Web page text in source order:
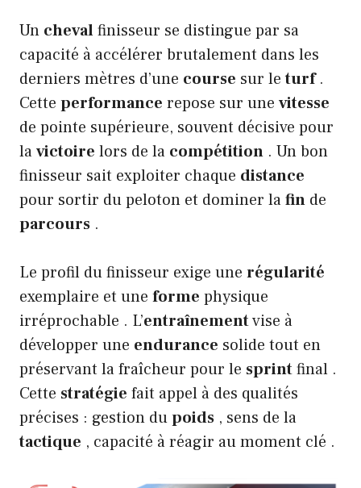
Un chevalfinisseur se distingue par sa
capacité à accélérer brutalement dans les
derniers mètres d’une course sur leturf.
Cette performance repose sur une vitesse
de pointe supérieure, souvent décisive pour
lavictoire lors de la compétition . Un bon
finisseur sait exploiter chaque distance
pour sortir du peloton et dominer lafin de
parcours .
Le profil du finisseur exige une régularité
exemplaire et une forme physique
irréprochable . L’entraînementvise à
développer une endurance solide tout en
préservant la fraîcheur pour le sprintfinal .
Cette stratégie fait appel à des qualités
précises : gestion dupoids , sens de la
tactique , capacité à réagir au moment clé .